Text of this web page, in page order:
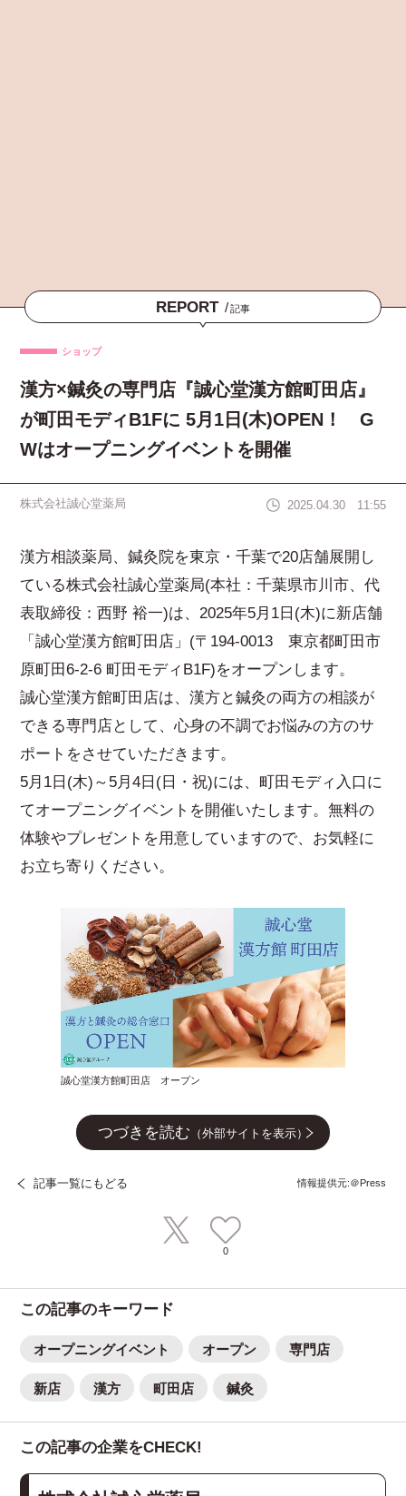
REPORT /記事
ショップ
漢方×鍼灸の専門店『誠心堂漢方館町田店』
が町田モディB1Fに 5月1日(木)OPEN！ G
Wはオープニングイベントを開催
株式会社誠心堂薬局 2025.04.30 11:55
漢方相談薬局、鍼灸院を東京・千葉で20店舗展開し
ている株式会社誠心堂薬局(本社：千葉県市川市、代
表取締役：西野 裕一)は、2025年5月1日(木)に新店舗
「誠心堂漢方館町田店」(〒194-0013 東京都町田市
原町田6-2-6 町田モディB1F)をオープンします。
誠心堂漢方館町田店は、漢方と鍼灸の両方の相談が
できる専門店として、心身の不調でお悩みの方のサ
ポートをさせていただきます。
5月1日(木)～5月4日(日・祝)には、町田モディ入口に
てオープニングイベントを開催いたします。無料の
体験やプレゼントを用意していますので、お気軽に
お立ち寄りください。
誠心堂漢方館町田店 オープン
つづきを読む （外部サイトを表示）
記事一覧にもどる 情報提供元:＠Press
0
この記事のキーワード
オープニングイベント オープン 専門店
新店 漢方 町田店 鍼灸
この記事の企業をCHECK!